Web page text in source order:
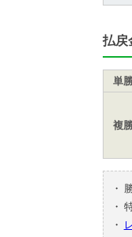
払戻
単
複
・
・
・